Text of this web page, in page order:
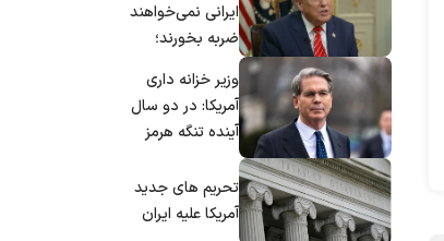
ایرانی نمی‌خواهند
ضربه بخورند؛
توافق برسند
وزیر خزانه داری
آمریکا: در دو سال
آینده تنگه هرمز
شد
تحریم های جدید
آمریکا علیه ایران